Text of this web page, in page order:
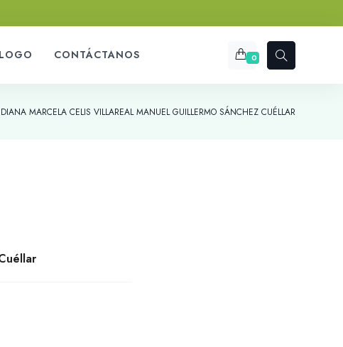
CONTÁCTANOS 0
DIANA MARCELA CELIS VILLAREAL MANUEL GUILLERMO SÁNCHEZ CUÉLLAR